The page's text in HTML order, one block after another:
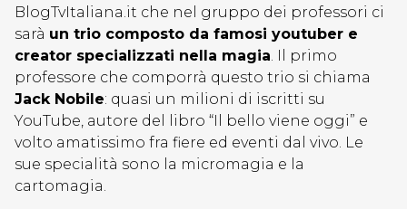
BlogTvItaliana.it che nel gruppo dei professori ci
sarà un trio composto da famosi youtuber e
creator specializzati nella magia. Il primo
professore che comporrà questo trio si chiama
Jack Nobile: quasi un milioni di iscritti su
YouTube, autore del libro “Il bello viene oggi” e
volto amatissimo fra fiere ed eventi dal vivo. Le
sue specialità sono la micromagia e la
cartomagia.